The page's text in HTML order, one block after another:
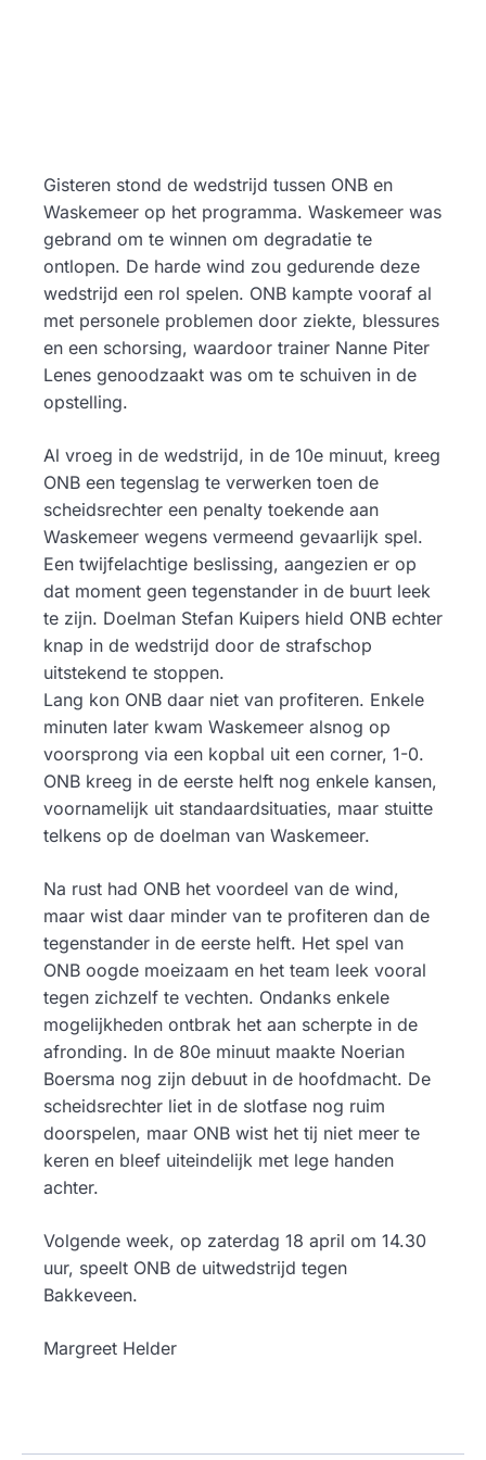
Gisteren stond de wedstrijd tussen ONB en
Waskemeer op het programma. Waskemeer was
gebrand om te winnen om degradatie te
ontlopen. De harde wind zou gedurende deze
wedstrijd een rol spelen. ONB kampte vooraf al
met personele problemen door ziekte, blessures
en een schorsing, waardoor trainer Nanne Piter
Lenes genoodzaakt was om te schuiven in de
opstelling.
Al vroeg in de wedstrijd, in de 10e minuut, kreeg
ONB een tegenslag te verwerken toen de
scheidsrechter een penalty toekende aan
Waskemeer wegens vermeend gevaarlijk spel.
Een twijfelachtige beslissing, aangezien er op
dat moment geen tegenstander in de buurt leek
te zijn. Doelman Stefan Kuipers hield ONB echter
knap in de wedstrijd door de strafschop
uitstekend te stoppen.
Lang kon ONB daar niet van profiteren. Enkele
minuten later kwam Waskemeer alsnog op
voorsprong via een kopbal uit een corner, 1-0.
ONB kreeg in de eerste helft nog enkele kansen,
voornamelijk uit standaardsituaties, maar stuitte
telkens op de doelman van Waskemeer.
Na rust had ONB het voordeel van de wind,
maar wist daar minder van te profiteren dan de
tegenstander in de eerste helft. Het spel van
ONB oogde moeizaam en het team leek vooral
tegen zichzelf te vechten. Ondanks enkele
mogelijkheden ontbrak het aan scherpte in de
afronding. In de 80e minuut maakte Noerian
Boersma nog zijn debuut in de hoofdmacht. De
scheidsrechter liet in de slotfase nog ruim
doorspelen, maar ONB wist het tij niet meer te
keren en bleef uiteindelijk met lege handen
achter.
Volgende week, op zaterdag 18 april om 14.30
uur, speelt ONB de uitwedstrijd tegen
Bakkeveen.
Margreet Helder